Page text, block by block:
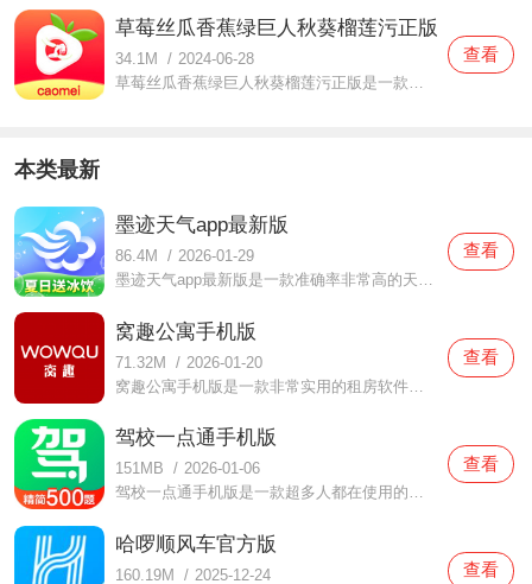
草莓丝瓜香蕉绿巨人秋葵榴莲污正版
34.1M / 2024-06-28
草莓丝瓜香蕉绿巨人秋葵榴莲污正版是一款播放超稳定的手机软件，只要是用户们想要体验的视频资源都可以在这里面轻松找到的，为你们带来的视频都是很不错的，大家观看视频都能体验很多好看的视频，每当你们想要体验的时候都可以随时满足，随时都可以来体验；
查看
本类最新
墨迹天气app最新版
86.4M / 2026-01-29
查看
窝趣公寓手机版
71.32M / 2026-01-20
窝趣公寓手机版是一款非常实用的租房软件在这款窝趣公寓手机版中拥有非常真实的房源评价，用户们都可以自由选择自己喜欢的房源进行了解，同时还有客服人员来为你们解答，无论是价格还是服务都是可以得到保障的，用户们外出的时候也可以享受一个非常舒适的房源，有想要的朋
查看
驾校一点通手机版
151MB / 2026-01-06
驾校一点通手机版是一款超多人都在使用的驾考软件，在这款驾校一点通手机版中汇总了从科一到科四的练习，各种各样的题目都有提供，用户们在考试的时候会发现这里面的真题有很多的，还可以顺利通过每一场考试哦，线下练习的时候还可以自己选择教练的，你们可不要错过了哦，
查看
哈啰顺风车官方版
160.19M / 2025-12-24 查看